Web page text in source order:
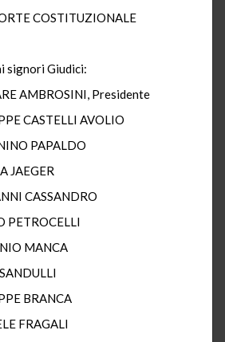
COSTITUZIONALE
signori Giudici:
AMBROSINI, Presidente
CASTELLI AVOLIO
PAPALDO
JAEGER
CASSANDRO
PETROCELLI
MANCA
BRANCA
FRAGALI